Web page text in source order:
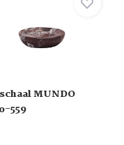
MUNDO
559